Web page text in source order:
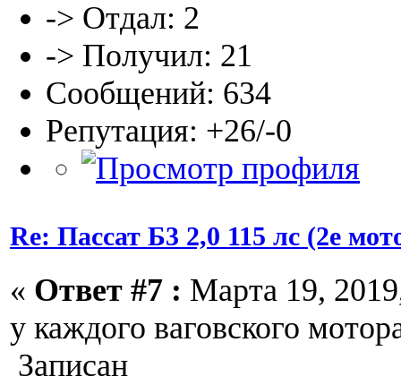
-> Отдал: 2
-> Получил: 21
Сообщений: 634
Репутация: +26/-0
Re: Пассат Б3 2,0 115 лс (2е
« Ответ #7 : Марта 19,
у каждого ваговского
Записан